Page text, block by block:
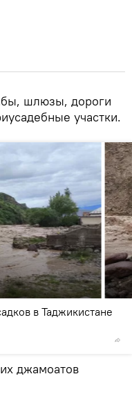
шлюзы, дороги
участки.
в Таджикистане
джамоатов